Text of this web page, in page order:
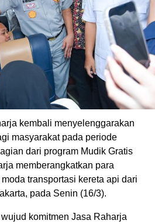
kembali menyelenggarakan
masyarakat pada periode
dari program Mudik Gratis
memberangkatkan para
transportasi kereta api dari
pada Senin (16/3).
komitmen Jasa Raharja